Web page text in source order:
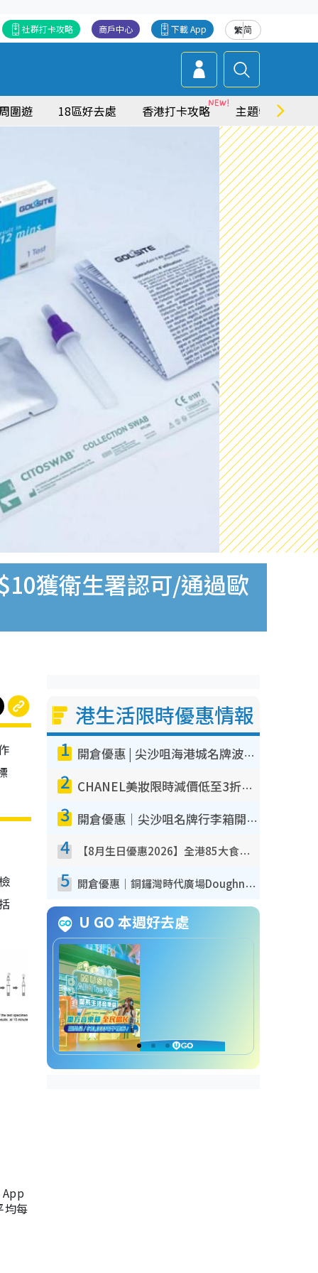
繁简
下載 App
商戶中心
社群打卡攻略
圍遊 18區好去處 香港打卡攻略 主題特集
獲衛生署認可/通過歐
均每
港生活限時優惠情報
1 開倉優惠 | 尖沙咀海港城名牌波鞋開倉低至1折！On鞋$899起／Joy&Peace鞋履$98起
2 CHANEL美妝限時減價低至3折！人氣粉底/唇膏/精華液低至$275！COCO香水都有平
3 開倉優惠｜尖沙咀名牌行李箱開倉低至4折！一連5日 American Tourister/ace./Hallmark $200起！
4 【8月生日優惠2026】全港85大食買玩著數攻略 自助餐/火鍋放題同行免費＋誠品/DONKI送現金券
5 開倉優惠｜銅鑼灣時代廣場Doughnut/Campo Marzio開倉低至1折！背囊、書包、手袋劈價$200起
U GO 本週好去處